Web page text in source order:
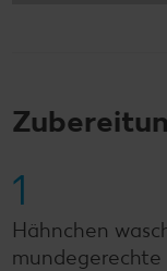
1
Hähnchen
mundegerechte